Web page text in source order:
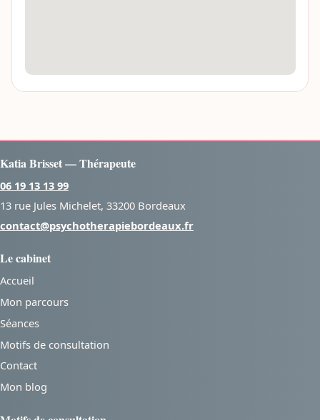
Katia Brisset — Thérapeute
06 19 13 13 99
13 rue Jules Michelet, 33200 Bordeaux
contact@psychotherapiebordeaux.fr
Le cabinet
Accueil
Mon parcours
Séances
Motifs de consultation
Contact
Mon blog